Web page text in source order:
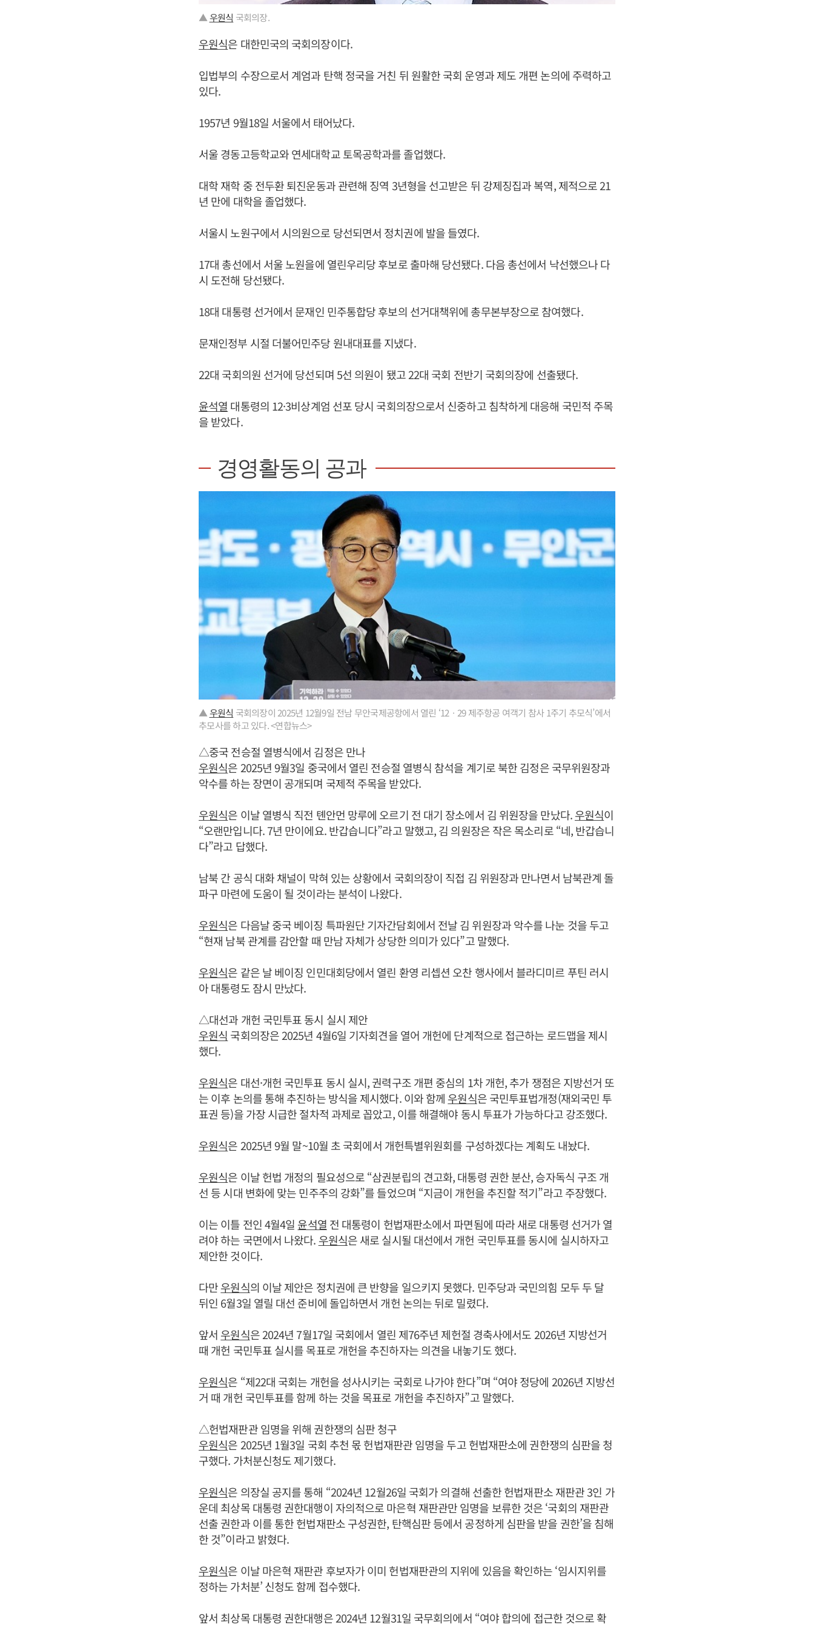
▲우원식 국회의장.
우원식은 대한민국의 국회의장이다.
입법부의 수장으로서 계엄과 탄핵 정국을 거친 뒤 원활한 국회 운영과 제도 개편 논의에 주력하고
있다.
1957년 9월18일 서울에서 태어났다.
서울 경동고등학교와 연세대학교 토목공학과를 졸업했다.
대학 재학 중 전두환 퇴진운동과 관련해 징역 3년형을 선고받은 뒤 강제징집과 복역, 제적으로 21
년 만에 대학을 졸업했다.
서울시 노원구에서 시의원으로 당선되면서 정치권에 발을 들였다.
17대 총선에서 서울 노원을에 열린우리당 후보로 출마해 당선됐다. 다음 총선에서 낙선했으나 다
시 도전해 당선됐다.
18대 대통령 선거에서 문재인 민주통합당 후보의 선거대책위에 총무본부장으로 참여했다.
문재인정부 시절 더불어민주당 원내대표를 지냈다.
22대 국회의원 선거에 당선되며 5선 의원이 됐고 22대 국회 전반기 국회의장에 선출됐다.
윤석열 대통령의 12·3비상계엄 선포 당시 국회의장으로서 신중하고 침착하게 대응해 국민적 주목
을 받았다.
경영활동의 공과
▲우원식 국회의장이 2025년 12월9일 전남 무안국제공항에서 열린 ‘12ㆍ29 제주항공 여객기 참사 1주기 추모식’에서
추모사를 하고 있다. <연합뉴스>
△중국 전승절 열병식에서 김정은 만나
우원식은 2025년 9월3일 중국에서 열린 전승절 열병식 참석을 계기로 북한 김정은 국무위원장과
악수를 하는 장면이 공개되며 국제적 주목을 받았다.
우원식은 이날 열병식 직전 톈안먼 망루에 오르기 전 대기 장소에서 김 위원장을 만났다.우원식이
“오랜만입니다. 7년 만이에요. 반갑습니다”라고 말했고, 김 의원장은 작은 목소리로 “네, 반갑습니
다”라고 답했다.
남북 간 공식 대화 채널이 막혀 있는 상황에서 국회의장이 직접 김 위원장과 만나면서 남북관계 돌
파구 마련에 도움이 될 것이라는 분석이 나왔다.
우원식은 다음날 중국 베이징 특파원단 기자간담회에서 전날 김 위원장과 악수를 나눈 것을 두고
“현재 남북 관계를 감안할 때 만남 자체가 상당한 의미가 있다”고 말했다.
우원식은 같은 날 베이징 인민대회당에서 열린 환영 리셉션 오찬 행사에서 블라디미르 푸틴 러시
아 대통령도 잠시 만났다.
△대선과 개헌 국민투표 동시 실시 제안
우원식 국회의장은 2025년 4월6일 기자회견을 열어 개헌에 단계적으로 접근하는 로드맵을 제시
했다.
우원식은 대선·개헌 국민투표 동시 실시, 권력구조 개편 중심의 1차 개헌, 추가 쟁점은 지방선거 또
는 이후 논의를 통해 추진하는 방식을 제시했다. 이와 함께 우원식은 국민투표법개정(재외국민 투
표권 등)을 가장 시급한 절차적 과제로 꼽았고, 이를 해결해야 동시 투표가 가능하다고 강조했다.
우원식은 2025년 9월 말~10월 초 국회에서 개헌특별위원회를 구성하겠다는 계획도 내놨다.
우원식은 이날 헌법 개정의 필요성으로 “삼권분립의 견고화, 대통령 권한 분산, 승자독식 구조 개
선 등 시대 변화에 맞는 민주주의 강화”를 들었으며 “지금이 개헌을 추진할 적기”라고 주장했다.
이는 이틀 전인 4월4일 윤석열 전 대통령이 헌법재판소에서 파면됨에 따라 새로 대통령 선거가 열
려야 하는 국면에서 나왔다. 우원식은 새로 실시될 대선에서 개헌 국민투표를 동시에 실시하자고
제안한 것이다.
다만우원식의 이날 제안은 정치권에 큰 반향을 일으키지 못했다. 민주당과 국민의힘 모두 두 달
뒤인 6월3일 열릴 대선 준비에 돌입하면서 개헌 논의는 뒤로 밀렸다.
앞서 우원식은 2024년 7월17일 국회에서 열린 제76주년 제헌절 경축사에서도 2026년 지방선거
때 개헌 국민투표 실시를 목표로 개헌을 추진하자는 의견을 내놓기도 했다.
우원식은 “제22대 국회는 개헌을 성사시키는 국회로 나가야 한다”며 “여야 정당에 2026년 지방선
거 때 개헌 국민투표를 함께 하는 것을 목표로 개헌을 추진하자”고 말했다.
△헌법재판관 임명을 위해 권한쟁의 심판 청구
우원식은 2025년 1월3일 국회 추천 몫 헌법재판관 임명을 두고 헌법재판소에 권한쟁의 심판을 청
구했다. 가처분신청도 제기했다.
우원식은 의장실 공지를 통해 “2024년 12월26일 국회가 의결해 선출한 헌법재판소 재판관 3인 가
운데 최상목 대통령 권한대행이 자의적으로 마은혁 재판관만 임명을 보류한 것은 ‘국회의 재판관
선출 권한과 이를 통한 헌법재판소 구성권한, 탄핵심판 등에서 공정하게 심판을 받을 권한’을 침해
한 것”이라고 밝혔다.
우원식은 이날 마은혁 재판관 후보자가 이미 헌법재판관의 지위에 있음을 확인하는 ‘임시지위를
정하는 가처분’ 신청도 함께 접수했다.
앞서 최상목 대통령 권한대행은 2024년 12월31일 국무회의에서 “여야 합의에 접근한 것으로 확